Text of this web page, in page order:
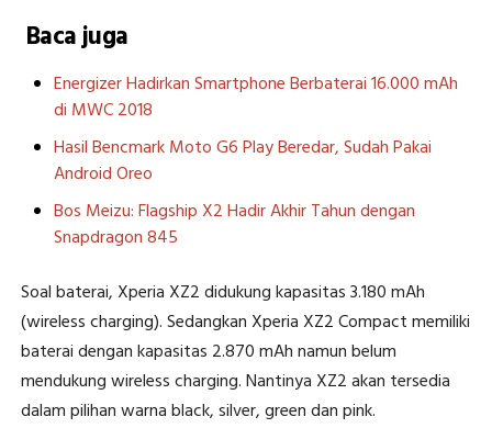
Baca juga
Energizer Hadirkan Smartphone Berbaterai 16.000 mAh
di MWC 2018
Hasil Bencmark Moto G6 Play Beredar, Sudah Pakai
Android Oreo
Bos Meizu: Flagship X2 Hadir Akhir Tahun dengan
Snapdragon 845
Soal baterai, Xperia XZ2 didukung kapasitas 3.180 mAh
(wireless charging). Sedangkan Xperia XZ2 Compact memiliki
baterai dengan kapasitas 2.870 mAh namun belum
mendukung wireless charging. Nantinya XZ2 akan tersedia
dalam pilihan warna black, silver, green dan pink.